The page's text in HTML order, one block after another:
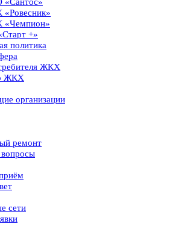
+»
политика
ЖКХ
ЖКХ
организации
ремонт
сети